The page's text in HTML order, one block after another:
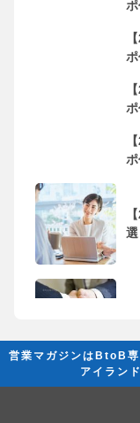
営業マガジンはBtoB専
アイラン